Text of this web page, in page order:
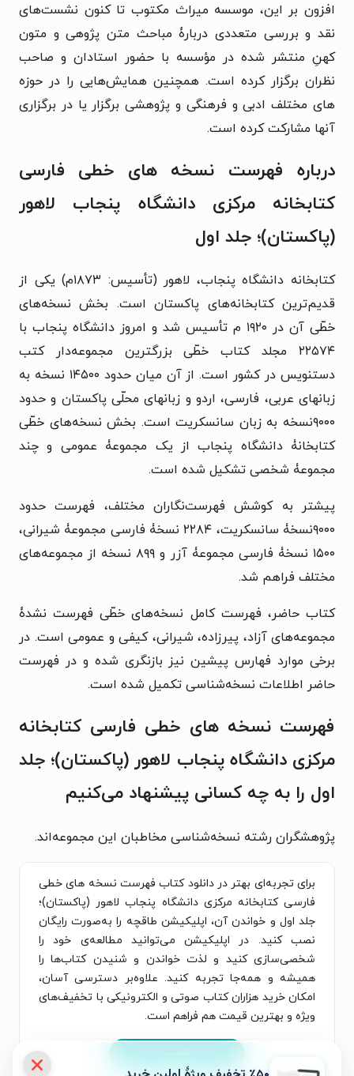
افزون بر این، موسسه میراث مکتوب تا کنون نشست‌های
نقد و بررسی متعددی دربارۀ مباحث متن پژوهی و متون
کهنِ منتشر شده در مؤسسه با حضور استادان و صاحب
نظران برگزار کرده است. همچنین همایش‌هایی را در حوزه
‌های مختلف ادبی و فرهنگی و پژوهشی برگزار یا در برگزاری
آنها مشارکت کرده است.
درباره فهرست نسخه های خطی فارسی
کتابخانه مرکزی دانشگاه پنجاب لاهور
(پاکستان)؛ جلد اول
کتابخانه دانشگاه پنجاب، لاهور (تأسیس: ۱۸۷۳م) یکی از
قدیم‌ترین کتابخانه‌های پاکستان است. بخش نسخه‌های
خطّی آن در ۱۹۲۰ م تأسیس شد و امروز دانشگاه پنجاب با
۲۲۵۷۴ مجلد کتاب خطّی بزرگترین مجموعه‌دار کتب
دستنویس در کشور است. از آن میان حدود ۱۴۵۰۰ نسخه به
زبانهای عربی، فارسی، اردو و زبانهای محلّی پاکستان و حدود
۹۰۰۰نسخه به زبان سانسکریت است. بخش نسخه‌های خطّی
کتابخانۀ دانشگاه پنجاب از یک مجموعۀ عمومی و چند
مجموعۀ شخصی تشکیل شده است.
پیشتر به کوشش فهرست‌نگاران مختلف، فهرست حدود
۹۰۰۰نسخۀ سانسکریت، ۲۲۸۴ نسخۀ فارسی مجموعۀ شیرانی،
۱۵۰۰ نسخۀ فارسی مجموعۀ آزر و ۸۹۹ نسخه از مجموعه‌های
مختلف فراهم شد.
کتاب حاضر، فهرست کامل نسخه‌های خطّی فهرست نشدۀ
مجموعه‌های آزاد، پیرزاده، شیرانی، کیفی و عمومی است. در
برخی موارد فهارس پیشین نیز بازنگری شده و در فهرست
حاضر اطلاعات نسخه‌شناسی تکمیل شده است.
فهرست نسخه های خطی فارسی کتابخانه
مرکزی دانشگاه پنجاب لاهور (پاکستان)؛ جلد
اول را به چه کسانی پیشنهاد می‌کنیم
پژوهشگران رشته نسخه‌شناسی مخاطبان این مجموعه‌اند.
برای تجربه‌ای بهتر در دانلود کتاب فهرست نسخه های خطی
فارسی کتابخانه مرکزی دانشگاه پنجاب لاهور (پاکستان)؛
جلد اول و خواندن آن، اپلیکیشن طاقچه را به‌صورت رایگان
نصب کنید. در اپلیکیشن می‌توانید مطالعه‌ی خود را
شخصی‌سازی کنید و لذت خواندن و شنیدن کتاب‌ها را
همیشه و همه‌جا تجربه کنید. علاوه‌بر دسترسی آسان،
امکان خرید هزاران کتاب صوتی و الکترونیکی با تخفیف‌های
ویژه و بهترین قیمت هم فراهم است.